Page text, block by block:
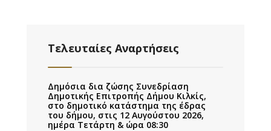
Τελευταίες Αναρτήσεις
Δημόσια δια ζώσης Συνεδρίαση
Δημοτικής Επιτροπής Δήμου Κιλκίς,
στο δημοτικό κατάστημα της έδρας
του δήμου, στις 12 Αυγούστου 2026,
ημέρα Τετάρτη & ώρα 08:30